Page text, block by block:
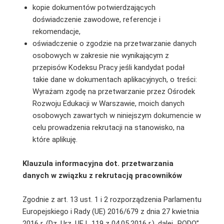
kopie dokumentów potwierdzających
doświadczenie zawodowe, referencje i
rekomendacje,
oświadczenie o zgodzie na przetwarzanie danych
osobowych w zakresie nie wynikającym z
przepisów Kodeksu Pracy jeśli kandydat podał
takie dane w dokumentach aplikacyjnych, o treści:
Wyrażam zgodę na przetwarzanie przez Ośrodek
Rozwoju Edukacji w Warszawie, moich danych
osobowych zawartych w niniejszym dokumencie w
celu prowadzenia rekrutacji na stanowisko, na
które aplikuję.
Klauzula informacyjna dot. przetwarzania
danych w związku z rekrutacją pracowników
Zgodnie z art. 13 ust. 1 i 2 rozporządzenia Parlamentu
Europejskiego i Rady (UE) 2016/679 z dnia 27 kwietnia